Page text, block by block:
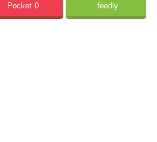
Pocket 0 feedly